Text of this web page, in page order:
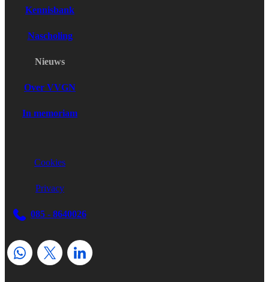
Kennisbank
Nascholing
Nieuws
Over VVGN
In memoriam
Cookies
Privacy
085 - 8640026